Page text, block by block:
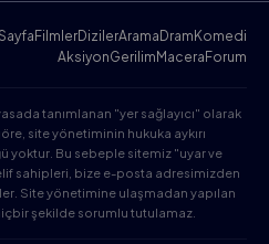
FilmlerDizilerArama Dram Komedi
AksiyonGerilim Macera Forum
tanımlanan "yer sağlayıcı" olarak
site yönetiminin hukuka aykırı
yoktur. Bu sebeple sitemiz "uyar ve
sahipleri, bize e-posta adresimizden
Site yönetimine ulaşmadan yapılan
şekilde sorumlu tutulamaz.